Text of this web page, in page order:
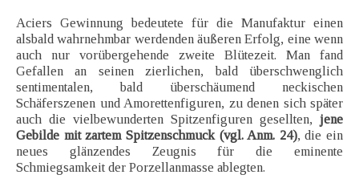
Aciers Gewinnung bedeutete für die Manufaktur einen
alsbald wahrnehmbar werdenden äußeren Erfolg, eine wenn
auch nur vorübergehende zweite Blütezeit. Man fand
Gefallen an seinen zierlichen, bald überschwenglich
sentimentalen, bald überschäumend neckischen
Schäferszenen und Amorettenfiguren, zu denen sich später
auch die vielbewunderten Spitzenfiguren gesellten, jene
Gebilde mit zartem Spitzenschmuck (vgl. Anm. 24), die ein
neues glänzendes Zeugnis für die eminente
Schmiegsamkeit der Porzellanmasse ablegten.